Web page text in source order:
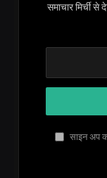
समाचार मिर्ची
साइन अप